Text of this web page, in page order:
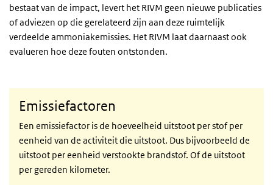
bestaat van de impact, levert het RIVM geen nieuwe publicaties
of adviezen op die gerelateerd zijn aan deze ruimtelijk
verdeelde ammoniakemissies. Het RIVM laat daarnaast ook
evalueren hoe deze fouten ontstonden.
Emissiefactoren
Een emissiefactor is de hoeveelheid uitstoot per stof per
eenheid van de activiteit die uitstoot. Dus bijvoorbeeld de
uitstoot per eenheid verstookte brandstof. Of de uitstoot
per gereden kilometer.